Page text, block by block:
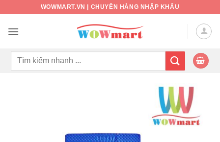
nội
WOWMART.VN | CHUYÊN HÀNG NHẬP KHẨU
Tìm